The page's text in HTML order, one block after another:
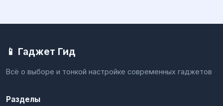
📱 Гаджет Гид
Всё о выборе и тонкой настройке современных гаджетов
Разделы